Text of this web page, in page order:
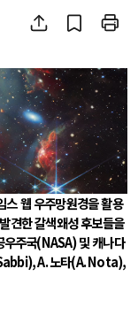
스 웹 우주망원경을 활용
견한 갈색왜성 후보들을
우주국(NASA)및 캐나다
A.노타(A. Nota),